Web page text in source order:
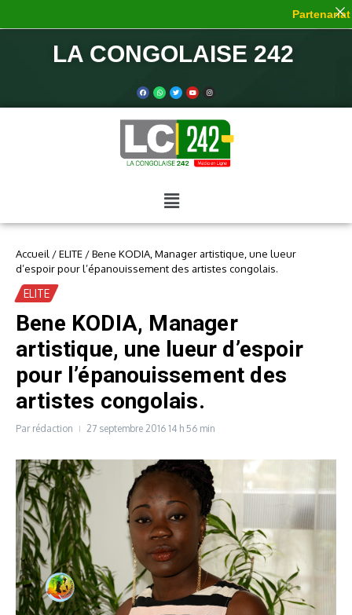
LA CONGOLAISE 242
Accueil /ELITE /Bene KODIA, Manager artistique, une lueur
d’espoir pour l’épanouissement des artistes congolais.
ELITE
Bene KODIA, Manager
artistique, une lueur d’espoir
pour l’épanouissement des
artistes congolais.
Par rédaction 27 septembre 2016 14 h 56 min
Partenariat